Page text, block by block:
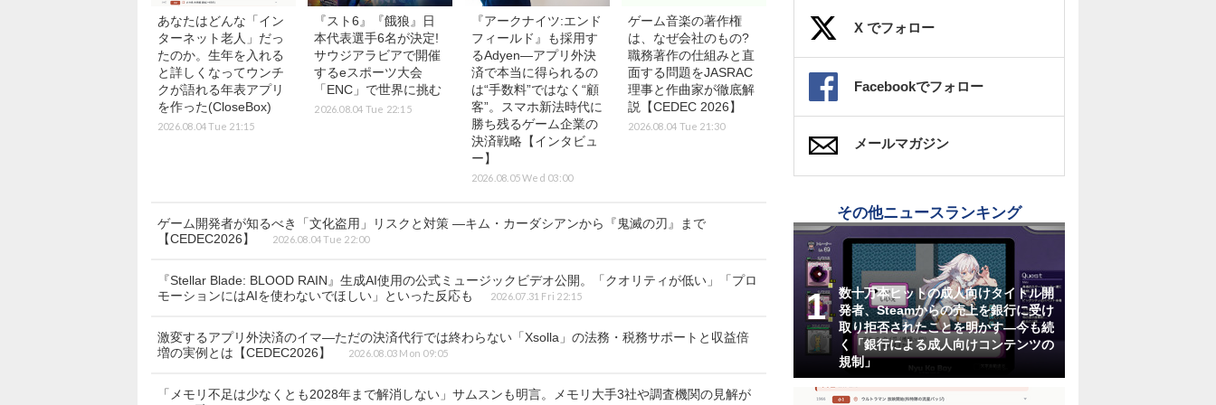
あなたはどんな「イン
ターネット老人」だっ
たのか。生年を入れる
と詳しくなってウンチ
クが語れる年表アプリ
を作った(CloseBox)
2026.08.04 Tue 21:15
『スト6』『餓狼』日
本代表選手6名が決定!
サウジアラビアで開催
するeスポーツ大会
「ENC」で世界に挑む
2026.08.04 Tue 22:15
『アークナイツ:エンド
フィールド』も採用す
るAdyen―アプリ外決
済で本当に得られるの
は“手数料”ではなく“顧
客”。スマホ新法時代に
勝ち残るゲーム企業の
決済戦略【インタビュ
ー】
2026.08.05 Wed 03:00
ゲーム音楽の著作権
は、なぜ会社のもの?
職務著作の仕組みと直
面する問題をJASRAC
理事と作曲家が徹底解
説【CEDEC 2026】
2026.08.04 Tue 21:30
ゲーム開発者が知るべき「文化盗用」リスクと対策 ―キム・カーダシアンから『鬼滅の刃』まで
【CEDEC2026】
2026.08.04 Tue 22:00
『Stellar Blade: BLOOD RAIN』生成AI使用の公式ミュージックビデオ公開。「クオリティが低い」「プロ
モーションにはAIを使わないでほしい」といった反応も
2026.07.31 Fri 22:15
激変するアプリ外決済のイマ―ただの決済代行では終わらない「Xsolla」の法務・税務サポートと収益倍
増の実例とは【CEDEC2026】
2026.08.03 Mon 09:05
「メモリ不足は少なくとも2028年まで解消しない」サムスンも明言。メモリ大手3社や調査機関の見解が
X でフォロー
Facebookでフォロー
メールマガジン
その他ニュースランキング
数十万本ヒットの成人向けタイトル開
発者、Steamからの売上を銀行に受け
取り拒否されたことを明かす―今も続
く「銀行による成人向けコンテンツの
規制」